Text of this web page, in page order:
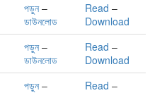
পড়ুন–
ডাউনলোড
Read –
Download
পড়ুন–
ডাউনলোড
Read –
Download
পড়ুন–
Read –